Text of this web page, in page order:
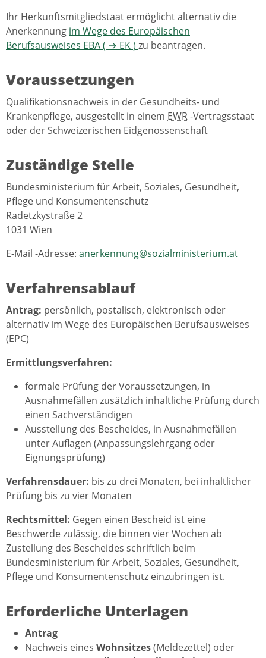
Ihr Herkunftsmitgliedstaat ermöglicht alternativ die
Anerkennung im Wege des Europäischen
Berufsausweises EBA ( → EK) zu beantragen.
Voraussetzungen
Qualifikationsnachweis in der Gesundheits- und
Krankenpflege, ausgestellt in einem EWR-Vertragsstaat
oder der Schweizerischen Eidgenossenschaft
Zuständige Stelle
Bundesministerium für Arbeit, Soziales, Gesundheit,
Pflege und Konsumentenschutz
Radetzkystraße 2
1031 Wien
E-Mail -Adresse: anerkennung@sozialministerium.at
Verfahrensablauf
Antrag: persönlich, postalisch, elektronisch oder
alternativ im Wege des Europäischen Berufsausweises
(EPC)
Ermittlungsverfahren:
formale Prüfung der Voraussetzungen, in
Ausnahmefällen zusätzlich inhaltliche Prüfung durch
einen Sachverständigen
Ausstellung des Bescheides, in Ausnahmefällen
unter Auflagen (Anpassungslehrgang oder
Eignungsprüfung)
Verfahrensdauer: bis zu drei Monaten, bei inhaltlicher
Prüfung bis zu vier Monaten
Rechtsmittel: Gegen einen Bescheid ist eine
Beschwerde zulässig, die binnen vier Wochen ab
Zustellung des Bescheides schriftlich beim
Bundesministerium für Arbeit, Soziales, Gesundheit,
Pflege und Konsumentenschutz einzubringen ist.
Erforderliche Unterlagen
Antrag
Nachweis eines Wohnsitzes(Meldezettel) oder